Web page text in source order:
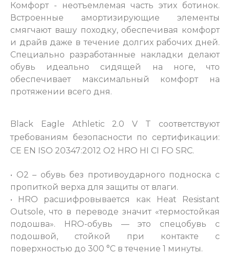
Комфорт - неотъемлемая часть этих ботинок.
Встроенные амортизирующие элементы
смягчают вашу походку, обеспечивая комфорт
и драйв даже в течение долгих рабочих дней.
Специально разработанные накладки делают
обувь идеально сидящей на ноге, что
обеспечивает максимальный комфорт на
протяжении всего дня.
Black Eagle Athletic 2.0 V T соответствуют
требованиям безопасности по сертификации:
CE EN ISO 20347:2012 O2 HRO HI CI FO SRC.
• O2 – обувь без противоударного подноска с
пропиткой верха для защиты от влаги.
• HRO расшифровывается как Heat Resistant
Outsole, что в переводе значит «термостойкая
подошва». HRO-обувь — это спецобувь с
подошвой, стойкой при контакте с
поверхностью до 300 °С в течение 1 минуты.